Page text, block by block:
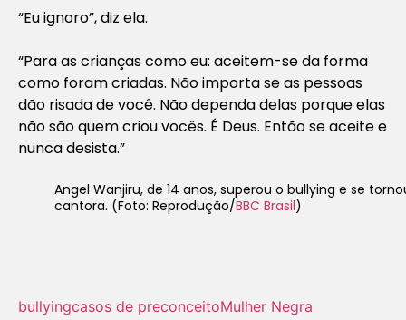
“Eu ignoro”, diz ela.
“Para as crianças como eu: aceitem-se da forma
como foram criadas. Não importa se as pessoas
dão risada de você. Não dependa delas porque elas
não são quem criou vocês. É Deus. Então se aceite e
nunca desista.”
Angel Wanjiru, de 14 anos, superou o bullying e se
cantora. (Foto: Reprodução/BBC Brasil)
bullyingcasos de preconceitoMulher Negra